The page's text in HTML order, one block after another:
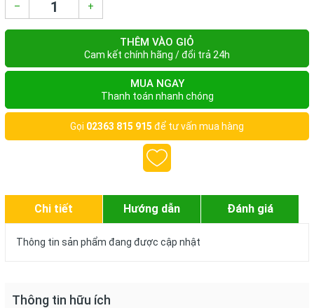
– +
THÊM VÀO GIỎ
Cam kết chính hãng / đổi trả 24h
MUA NGAY
Thanh toán nhanh chóng
Gọi 02363 815 915 để tư vấn mua hàng
Chi tiết Hướng dẫn Đánh giá
Thông tin sản phẩm đang được cập nhật
Thông tin hữu ích